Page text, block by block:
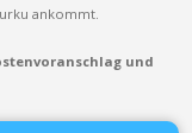
ankommt.
und